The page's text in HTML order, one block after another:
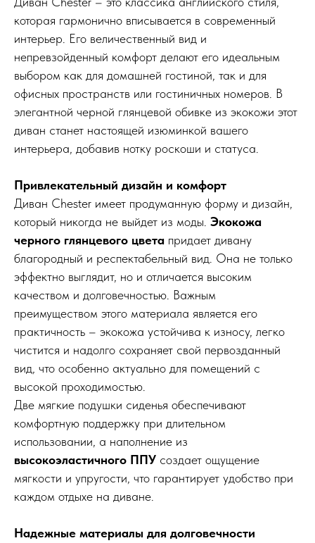
которая гармонично вписывается в современный
интерьер. Его величественный вид и
непревзойденный комфорт делают его идеальным
выбором как для домашней гостиной, так и для
офисных пространств или гостиничных номеров. В
элегантной черной глянцевой обивке из экокожи этот
диван станет настоящей изюминкой вашего
интерьера, добавив нотку роскоши и статуса.
Привлекательный дизайн и комфорт
Диван Chester имеет продуманную форму и дизайн,
который никогда не выйдет из моды. Экокожа
черного глянцевого цвета придает дивану
благородный и респектабельный вид. Она не только
эффектно выглядит, но и отличается высоким
качеством и долговечностью. Важным
преимуществом этого материала является его
практичность – экокожа устойчива к износу, легко
чистится и надолго сохраняет свой первозданный
вид, что особенно актуально для помещений с
высокой проходимостью.
Две мягкие подушки сиденья обеспечивают
комфортную поддержку при длительном
использовании, а наполнение из
высокоэластичного ППУ создает ощущение
мягкости и упругости, что гарантирует удобство при
каждом отдыхе на диване.
Надежные материалы для долговечности